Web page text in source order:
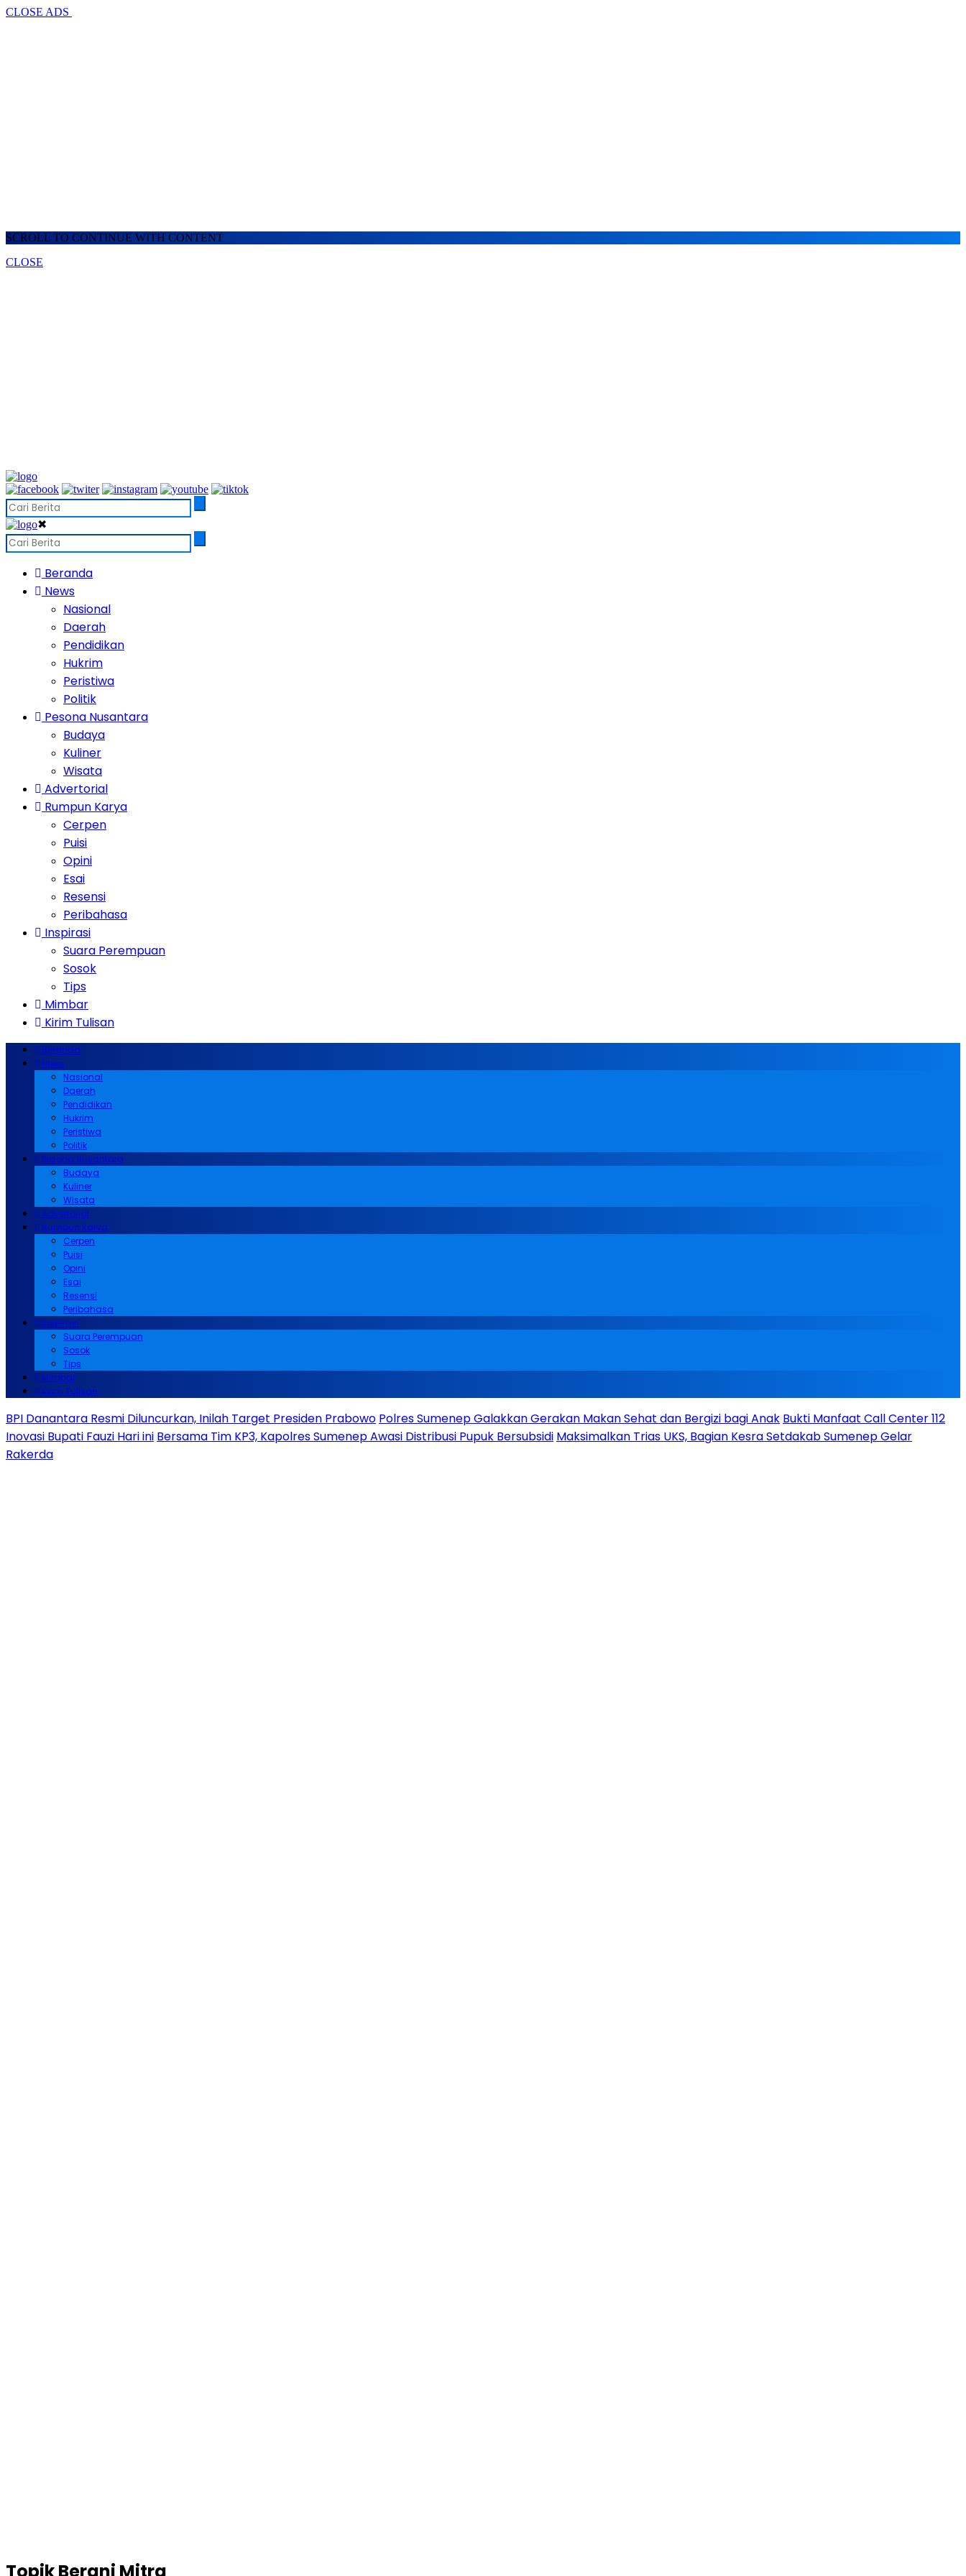
CLOSE ADS
SCROLL TO CONTINUE WITH CONTENT
CLOSE
✖
Beranda
News
Nasional
Daerah
Pendidikan
Hukrim
Peristiwa
Politik
Pesona Nusantara
Budaya
Kuliner
Wisata
Advertorial
Rumpun Karya
Cerpen
Puisi
Opini
Esai
Resensi
Peribahasa
Inspirasi
Suara Perempuan
Sosok
Tips
Mimbar
Kirim Tulisan
Beranda
News
Nasional
Daerah
Pendidikan
Hukrim
Peristiwa
Politik
Pesona Nusantara
Budaya
Kuliner
Wisata
Advertorial
Rumpun Karya
Cerpen
Puisi
Opini
Esai
Resensi
Peribahasa
Inspirasi
Suara Perempuan
Sosok
Tips
Mimbar
Kirim Tulisan
BPI Danantara Resmi Diluncurkan, Inilah Target Presiden Prabowo Polres Sumenep Galakkan Gerakan Makan Sehat dan Bergizi bagi Anak Bukti Manfaat Call Center 112
Inovasi Bupati Fauzi Hari ini Bersama Tim KP3, Kapolres Sumenep Awasi Distribusi Pupuk Bersubsidi Maksimalkan Trias UKS, Bagian Kesra Setdakab Sumenep Gelar
Rakerda